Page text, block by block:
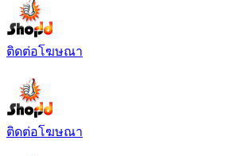
ติดต่อโฆษณา
ติดต่อโฆษณา